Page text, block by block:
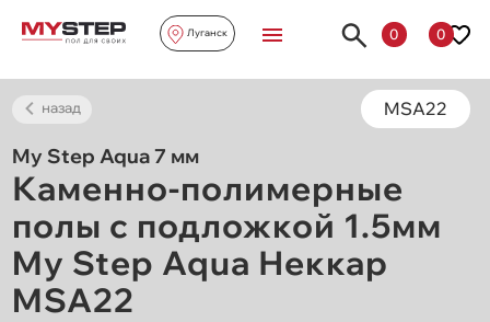
Луганск 0 0
назад MSA22
My Step Aqua 7 мм
Каменно-полимерные
полы с подложкой 1.5мм
My Step Aqua Неккар
MSA22